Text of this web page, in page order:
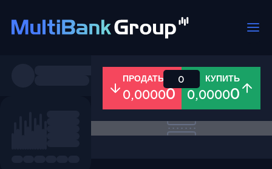
Все Форекс Металлы
ПРОДАТЬ
0,00000
КУПИТЬ
0,00000
0